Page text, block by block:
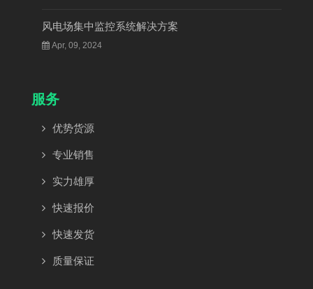
风电场集中监控系统解决方案
Apr, 09, 2024
服务
优势货源
专业销售
实力雄厚
快速报价
快速发货
质量保证